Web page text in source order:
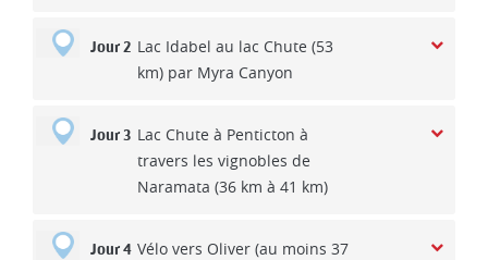
Jour 2 Lac Idabel au lac Chute (53
km) par Myra Canyon
Jour 3 Lac Chute à Penticton à
travers les vignobles de
Naramata (36 km à 41 km)
Jour 4 Vélo vers Oliver (au moins 37